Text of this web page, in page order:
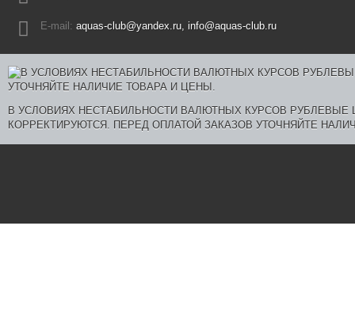
E-mail: aquas-club@yandex.ru, info@aquas-club.ru
В УСЛОВИЯХ НЕСТАБИЛЬНОСТИ ВАЛЮТНЫХ КУРСОВ
КОРРЕКТИРУЮТСЯ. ПЕРЕД ОПЛАТОЙ ЗАКАЗОВ УТОЧНЯЙТЕ